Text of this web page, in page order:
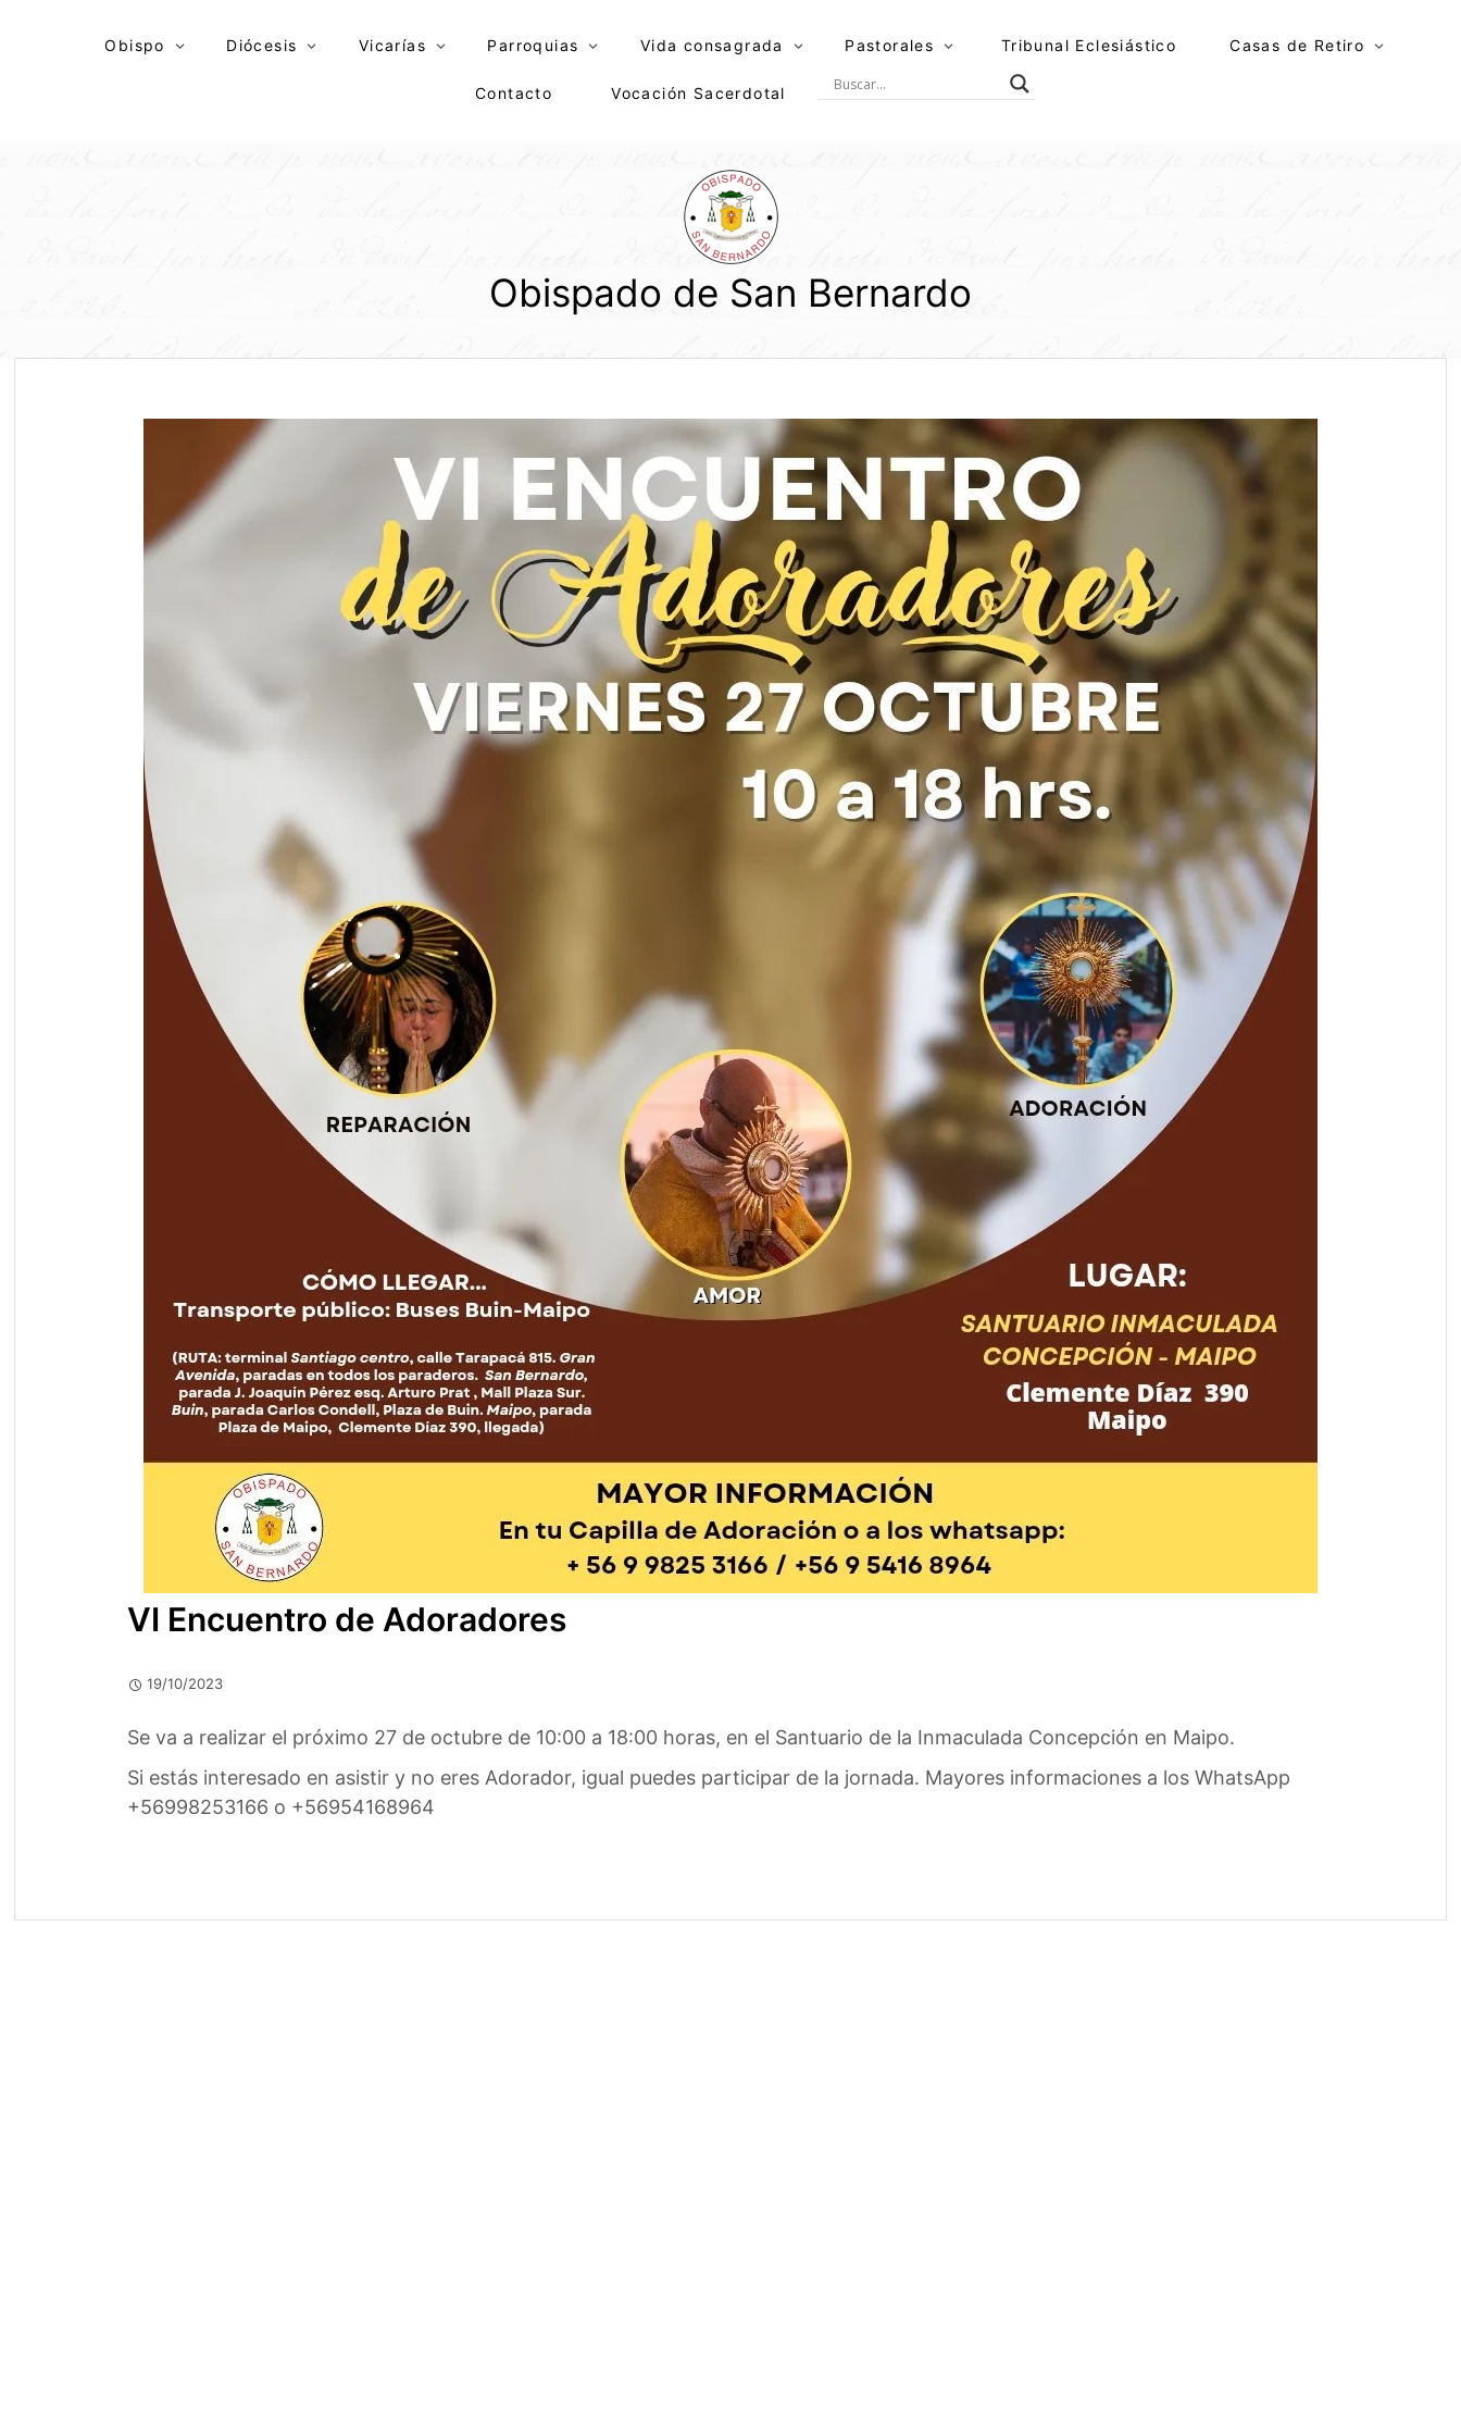
Obispo Diócesis Vicarías Parroquias Vida consagrada Pastorales Tribunal Eclesiástico Casas de Retiro
Contacto Vocación Sacerdotal
Obispado de San Bernardo
VI Encuentro de Adoradores
19/10/2023
Se va a realizar el próximo 27 de octubre de 10:00 a 18:00 horas, en el Santuario de la Inmaculada Concepción en Maipo.
Si estás interesado en asistir y no eres Adorador, igual puedes participar de la jornada. Mayores informaciones a los WhatsApp
+56998253166 o +56954168964